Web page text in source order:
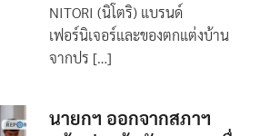
Byกอง
บรรณาธิการ
22 เมษายน
2025
NITORI (นิโตริ) แบรนด์